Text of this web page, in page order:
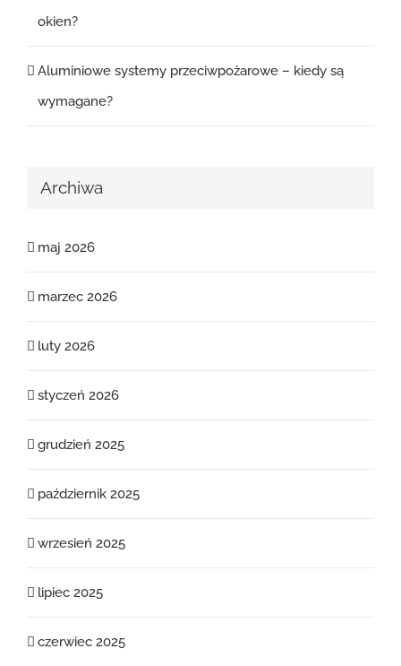
okien?
Aluminiowe systemy przeciwpożarowe – kiedy są
wymagane?
Archiwa
maj 2026
marzec 2026
luty 2026
styczeń 2026
grudzień 2025
październik 2025
wrzesień 2025
lipiec 2025
czerwiec 2025